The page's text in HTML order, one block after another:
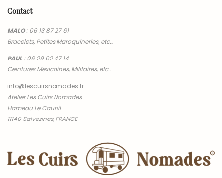
Contact
MALO:06 13 87 27 61
Bracelets, Petites Maroquineries, etc…
PAUL:06 29 02 47 14
Ceintures Mexicaines, Militaires, etc…
info@lescuirsnomades.fr
Atelier Les Cuirs Nomades
Hameau Le Caunil
11140 Salvezines, FRANCE